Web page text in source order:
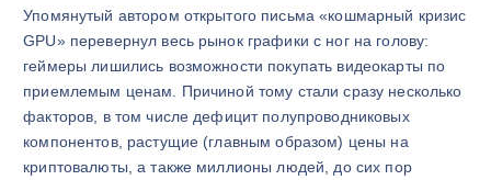
Упомянутый автором открытого письма «кошмарный кризис
GPU» перевернул весь рынок графики с ног на голову:
геймеры лишились возможности покупать видеокарты по
приемлемым ценам. Причиной тому стали сразу несколько
факторов, в том числе дефицит полупроводниковых
компонентов, растущие (главным образом) цены на
криптовалюты, а также миллионы людей, до сих пор